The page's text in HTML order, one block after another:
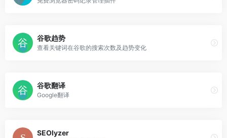
谷歌趋势
查看关键词在谷歌的搜索次数及趋势变化
谷歌翻译
Google翻译
SEOlyzer